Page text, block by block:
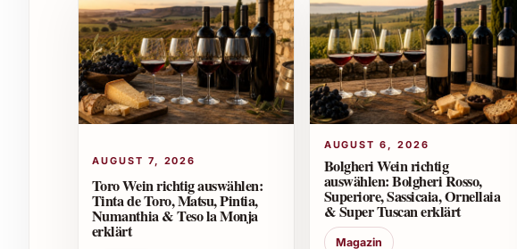
Geöffnet sollte der Spumante am besten innerhalb von 1-2
und Perlage optimal zu erhalten. Eine Sektverschlussklemme
4. Ist dieser Schaumwein vegan?
hundertprozentige Sicherheit empfiehlt sich die Nachfrage beim
5. Wie lange kann ich den Jahrgang 2024 lagern?
Der L’Archetipo Spumante Rosato Brut wird am besten jung
AUGUST 7, 2026
Toro Wein richtig auswählen:
Tinta de Toro, Matsu, Pintia,
Numanthia & Teso la Monja
erklärt
AUGUST 6, 2026
Bolgheri Wein richtig
auswählen: Bolgheri Rosso,
Superiore, Sassicaia, Ornellaia
& Super Tuscan erklärt
Magazin